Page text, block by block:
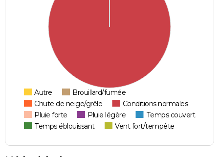
Autre
Brouillard/fumée
Chute de neige/grêle
Conditions normales
Pluie forte
Pluie légère
Temps couvert
Temps éblouissant
Vent fort/tempête